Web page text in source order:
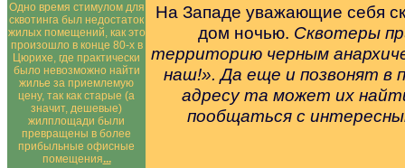
Одно время стимулом для
сквотинга был недостаток
жилых помещений, как это
произошло в конце 80-х в
Цюрихе, где практически
было невозможно найти
жилье за приемлемую
цену, так как старые (а
значит, дешевые)
жилплощади были
превращены в более
прибыльные офисные
помещения...
На Западе уважающие себя
дом ночью. Сквотеры
территорию черным
наш!». Да еще и позвонят в
адресу та может их
пообщаться с